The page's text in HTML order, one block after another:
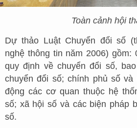
Toàn cảnh hội
Dự thảo Luật Chuyển đổi số
nghệ thông tin năm 2006) gồm:
quy định về chuyển đổi số,
chuyển đổi số; chính phủ số và
động các cơ quan thuộc hệ
số; xã hội số và các biện pháp
số.